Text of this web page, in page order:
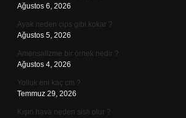
Ağustos 6, 2026
Ayak neden cips gibi kokar ?
Ağustos 5, 2026
Amensalizme bir örnek nedir ?
Ağustos 4, 2026
Yolluk eni kaç cm ?
Temmuz 29, 2026
Kışın hava neden sisli olur ?